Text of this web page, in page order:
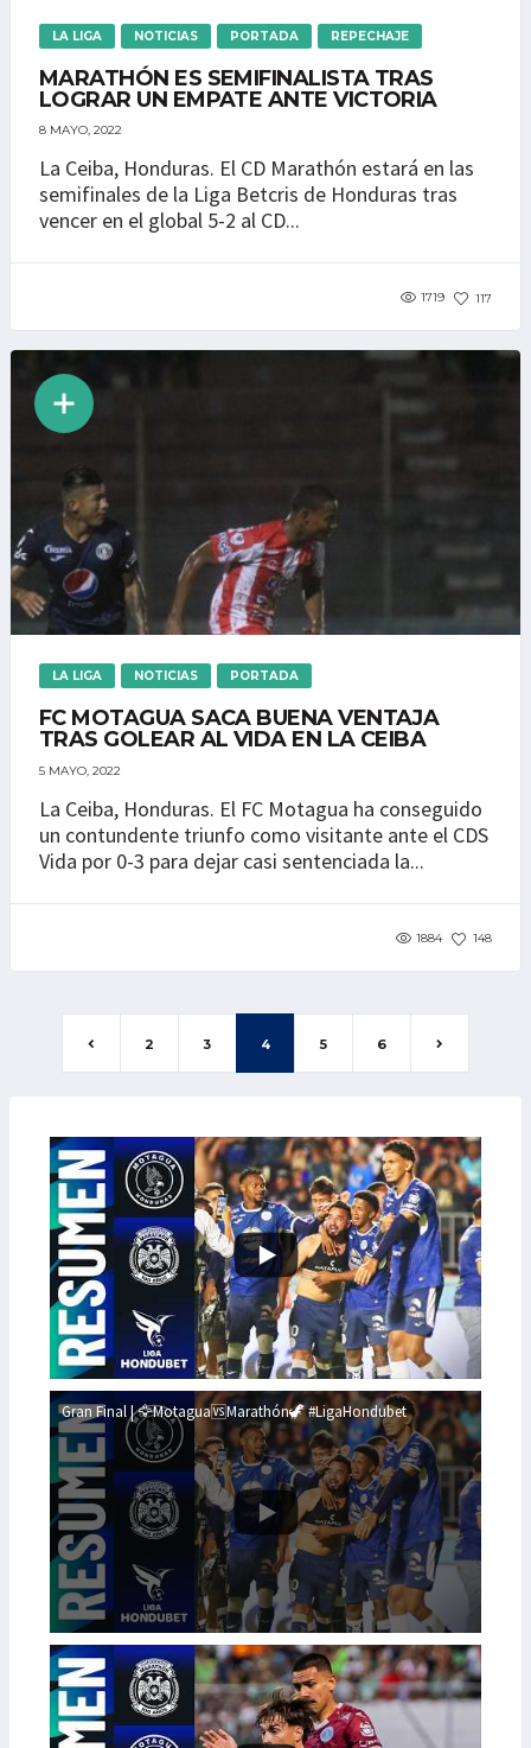
LA LIGA NOTICIAS PORTADA REPECHAJE
MARATHÓN ES SEMIFINALISTA TRAS
LOGRAR UN EMPATE ANTE VICTORIA
8 MAYO, 2022
La Ceiba, Honduras. El CD Marathón estará en las
semifinales de la Liga Betcris de Honduras tras
vencer en el global 5-2 al CD...
1719 117
LA LIGA NOTICIAS PORTADA
FC MOTAGUA SACA BUENA VENTAJA
TRAS GOLEAR AL VIDA EN LA CEIBA
5 MAYO, 2022
La Ceiba, Honduras. El FC Motagua ha conseguido
un contundente triunfo como visitante ante el CDS
Vida por 0-3 para dejar casi sentenciada la...
1884 148
2 3 4 5 6
Gran Final | 🦅Motagua🆚Marathón🦖 #LigaHondubet